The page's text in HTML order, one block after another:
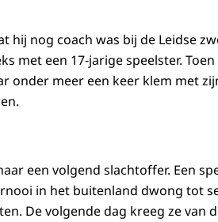
nog coach was bij de Leidse
met een 17-jarige speelster.
onder meer een keer klem met
een volgend slachtoffer. Een
in het buitenland dwong tot
De volgende dag kreeg ze van